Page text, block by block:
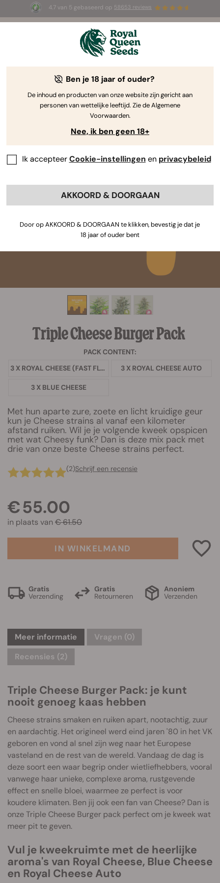
4.7 van 5 gebaseerd op 58653 reviews
1+1 GRATIS- Tijdelijke aanbieding
2d 19h 30m 08s
Triple Cheese Burger Pack
PACK CONTENT:
3 X ROYAL CHEESE (FAST FLOWERING)
3 X ROYAL CHEESE AUTO
3 X BLUE CHEESE
Met hun aparte zure, zoete en licht kruidige geur
kun je Cheese strains al vanaf een kilometer
afstand ruiken. Wil je je volgende kweek opspicen
met wat Cheesy funk? Dan is deze mix pack met
drie van onze beste Cheese strains perfect.
(2)Schrijf een recensie
€ 55.00
in plaats van € 61.50
IN WINKELMAND
Gratis
Verzending
Gratis
Retourneren
Anoniem
Verzenden
Meer informatie Vragen (0)
Recensies (2)
Triple Cheese Burger Pack: je kunt
nooit genoeg kaas hebben
Cheese strains smaken en ruiken apart, nootachtig, zuur
en aardachtig. Het origineel werd eind jaren '80 in het VK
geboren en vond al snel zijn weg naar het Europese
vasteland en de rest van de wereld. Vandaag de dag is
deze soort een waar begrip onder wietliefhebbers, vooral
vanwege haar unieke, complexe aroma, rustgevende
effect en snelle bloei, waarmee ze perfect is voor
koudere klimaten. Ben jij ook een fan van Cheese? Dan is
onze Triple Cheese Burger pack perfect om je kweek wat
meer pit te geven.
Vul je kweekruimte met de heerlijke
aroma's van Royal Cheese, Blue Cheese
en Royal Cheese Auto
Ben je 18 jaar of ouder?
De inhoud en producten van onze website zijn gericht aan
personen van wettelijke leeftijd. Zie de Algemene
Voorwaarden.
Nee, ik ben geen 18+
Ik accepteerCookie-instellingen en privacybeleid
AKKOORD & DOORGAAN
Door op AKKOORD & DOORGAAN te klikken, bevestig je dat je
18 jaar of ouder bent